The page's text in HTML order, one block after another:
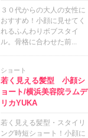
３０代からの大人の女性に
おすすめ！小顔に見せてく
れるふんわりボブスタイ
ル。骨格に合わせた前...
ショート
若く見える髪型 小顔シ
ョート/横浜美容院ラムデ
リカYUKA
若く見える髪型・スタイリ
ング時短ショート！小顔に